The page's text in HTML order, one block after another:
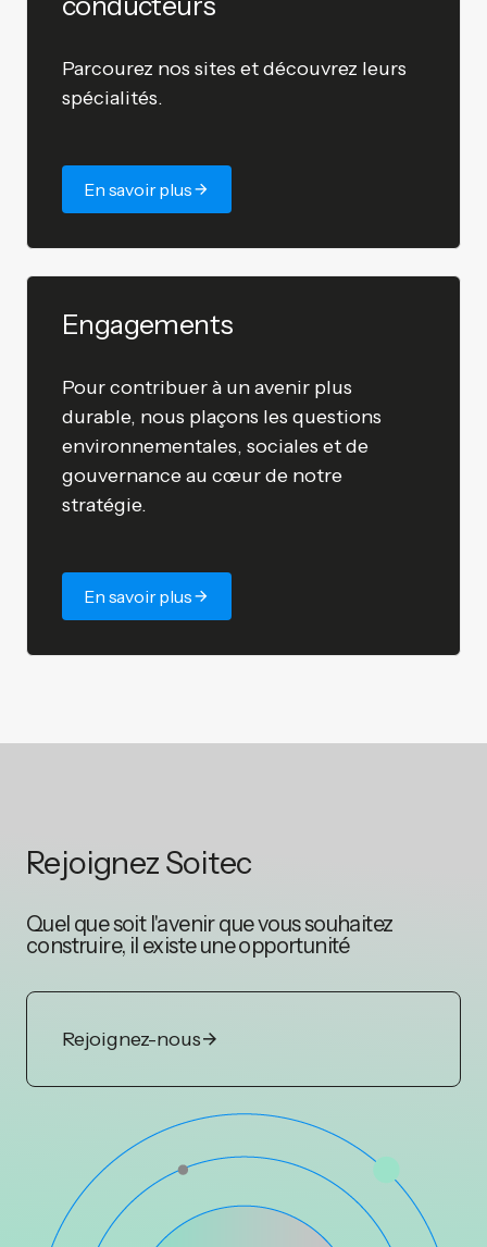
Parcourez nos sites et découvrez leurs
spécialités.
En savoir plus
Engagements
Pour contribuer à un avenir plus
durable, nous plaçons les questions
environnementales, sociales et de
gouvernance au cœur de notre
stratégie.
En savoir plus
Rejoignez Soitec
Quel que soit l'avenir que vous souhaitez
construire, il existe une opportunité
Rejoignez-nous